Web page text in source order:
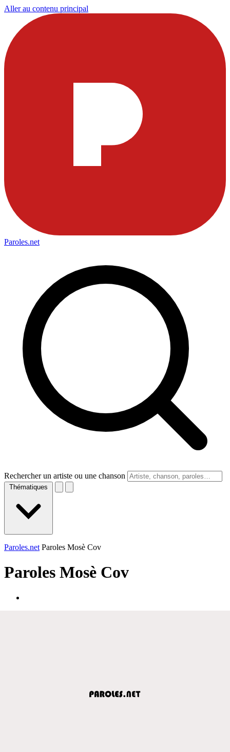
Aller au contenu principal
Paroles.net
Rechercher un artiste ou une chanson
Thématiques
Paroles.net Paroles Mosè Cov
Paroles Mosè Cov